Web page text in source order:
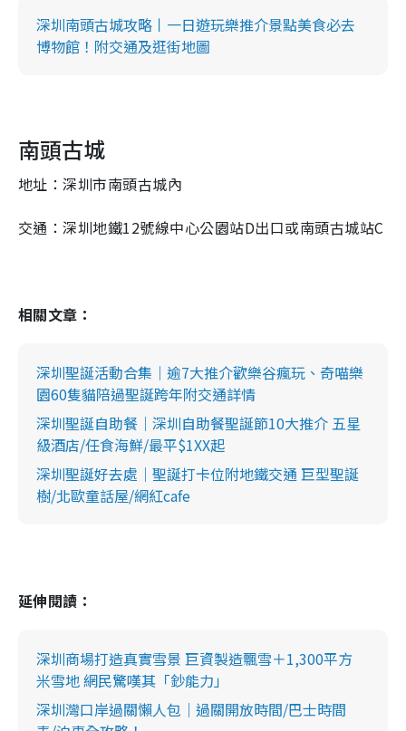
深圳南頭古城攻略丨一日遊玩樂推介景點美食必去
博物館！附交通及逛街地圖
南頭古城
地址：深圳市南頭古城內
交通：深圳地鐵12號線中心公園站D出口或南頭古城站C
相關文章：
深圳聖誕活動合集｜逾7大推介歡樂谷瘋玩、奇喵樂
園60隻貓陪過聖誕跨年附交通詳情
深圳聖誕自助餐｜深圳自助餐聖誕節10大推介 五星
級酒店/任食海鮮/最平$1XX起
深圳聖誕好去處｜聖誕打卡位附地鐵交通 巨型聖誕
樹/北歐童話屋/網紅cafe
延伸閱讀：
深圳商場打造真實雪景 巨資製造飄雪＋1,300平方
米雪地 網民驚嘆其「鈔能力」
深圳灣口岸過關懶人包｜過關開放時間/巴士時間